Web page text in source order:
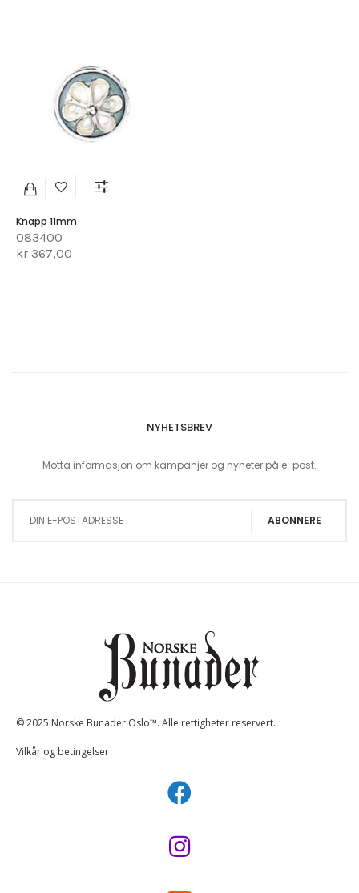
Knapp 11mm
083400
kr 367,00
NYHETSBREV
Motta informasjon om kampanjer og nyheter på e-post.
ABONNERE
© 2025 Norske Bunader Oslo™. Alle rettigheter reservert.
Vilkår og betingelser